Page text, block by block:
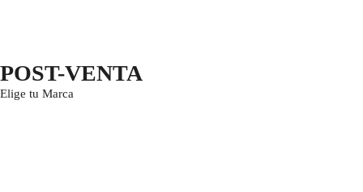
POST-VENTA
Elige tu Marca